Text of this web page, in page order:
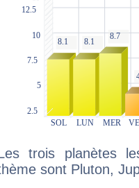
trois planètes
sont Pluton,